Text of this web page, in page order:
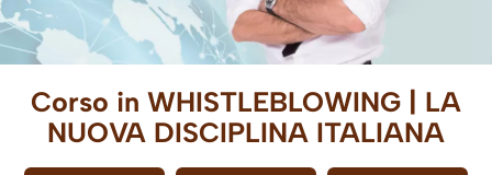
Corso in WHISTLEBLOWING | LA
NUOVA DISCIPLINA ITALIANA